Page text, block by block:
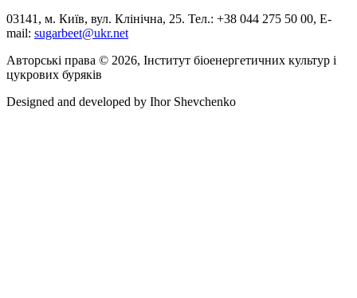
03141, м. Київ, вул. Клінічна, 25. Тел.: +38 044 275 50 00, E-
mail: sugarbeet@ukr.net
Авторські права © 2026, Інститут біоенергетичних культур і
цукрових буряків
Designed and developed by Ihor Shevchenko